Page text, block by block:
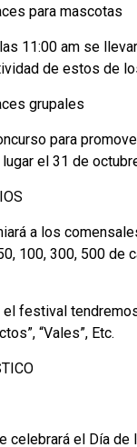
para mascotas
11:00 am se
de estos de
grupales
para
el 31 de
a los
100, 300, 500 de
festival
“Vales”, Etc.
celebrará el Día de